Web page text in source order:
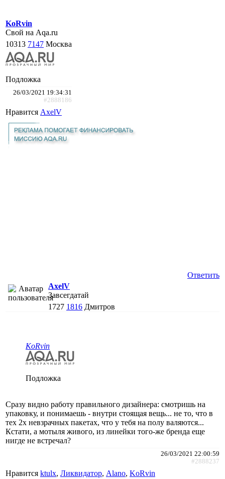
KoRvin
Свой на Aqa.ru
10313 7147 Москва
Подложка
26/03/2021 19:34:31
#2888186
Нравится AxelV
Ответить
AxelV
Завсегдатай
1727 1816 Дмитров
KoRvin
Подложка
Сразу видно работу правильного дизайнера: смотришь на
упаковку, и понимаешь - внутри стоящая вещь... не то, что в
тех 2х невзрачных пакетах, что у тебя на полу валяются...
Кстати, а мотыля живого, из линейки того-же бренда еще
нигде не встречал?
26/03/2021 22:00:59
#2888237
Нравится ktulx, Ликвидатор, Alano, KoRvin